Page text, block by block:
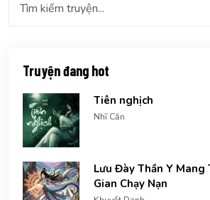
Truyện đang hot
Tiên nghịch
Nhĩ Căn
Lưu Đày Thần Y Mang
Gian Chạy Nạn